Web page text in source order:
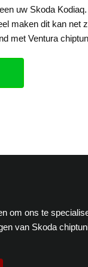
uw Skoda
maken dit kan net
met Ventura
om ons te
van Skoda